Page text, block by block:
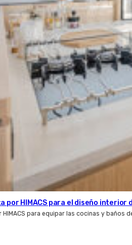
por HIMACS para el diseño interior
para equipar las cocinas y baños